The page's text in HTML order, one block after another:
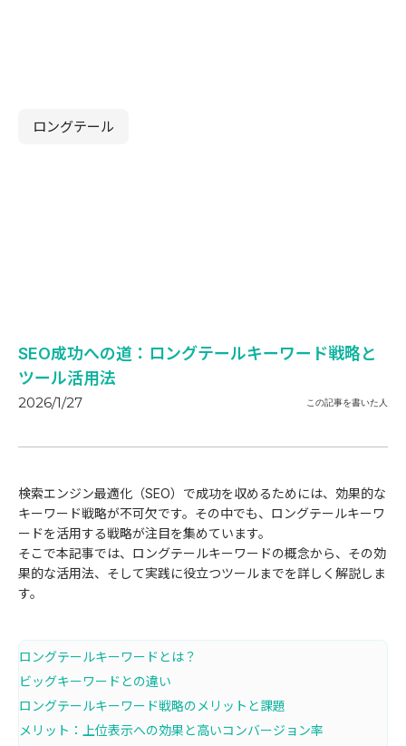
ロングテール
SEO成功への道：ロングテールキーワード戦略と
ツール活用法
2026/1/27 この記事を書いた人
検索エンジン最適化（SEO）で成功を収めるためには、効果的な
キーワード戦略が不可欠です。その中でも、ロングテールキーワ
ードを活用する戦略が注目を集めています。
そこで本記事では、ロングテールキーワードの概念から、その効
果的な活用法、そして実践に役立つツールまでを詳しく解説しま
す。
ロングテールキーワードとは？
ビッグキーワードとの違い
ロングテールキーワード戦略のメリットと課題
メリット：上位表示への効果と高いコンバージョン率